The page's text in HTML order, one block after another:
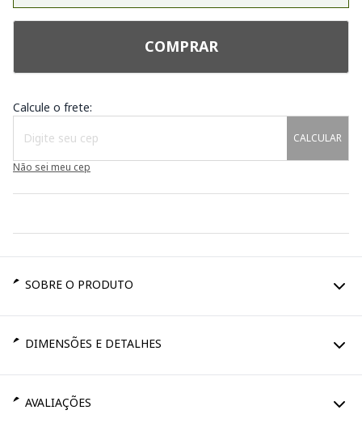
COMPRAR
Calcule o frete:
CALCULAR
Não sei meu cep
SOBRE O PRODUTO
DIMENSÕES E DETALHES
AVALIAÇÕES